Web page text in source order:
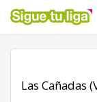
Las Cañadas